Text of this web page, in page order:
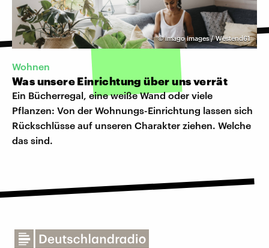
©imago images / Westend61
Wohnen
Was unsere Einrichtung über uns verrät
Ein Bücherregal, eine weiße Wand oder viele
Pflanzen: Von der Wohnungs-Einrichtung lassen sich
Rückschlüsse auf unseren Charakter ziehen. Welche
das sind.